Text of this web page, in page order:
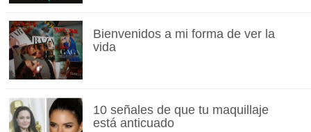
Bienvenidos a mi forma de ver la
vida
10 señales de que tu maquillaje
está anticuado